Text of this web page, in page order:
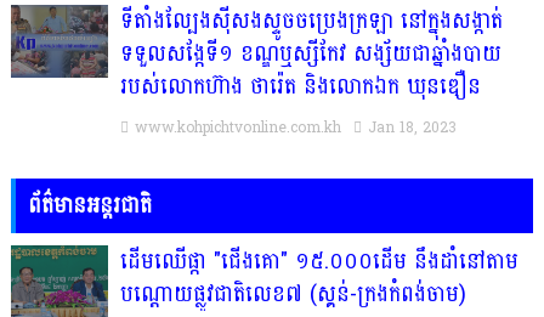
ទីតាំងល្បែងស៊ីសងស្ទូចចប្រេងក្រឡា នៅក្នុងសង្កាត់
ទទួលសង្កែទី១ ខណ្ឌឬស្សីកែវ សង្ស័យជាឆ្នាំងបាយ
របស់លោកហ៊ាង ថារ៉េត និងលោកឯក ឃុនឌឿន
www.kohpichtvonline.com.kh Jan 18, 2023
ព័ត៌មានអន្តរជាតិ
ដើមឈើផ្កា "ជើងគោ" ១៥.០០០ដើម នឹងដាំនៅតាម
បណ្តោយផ្លូវជាតិលេខ៧ (ស្គន់-ក្រងកំពង់ចាម)